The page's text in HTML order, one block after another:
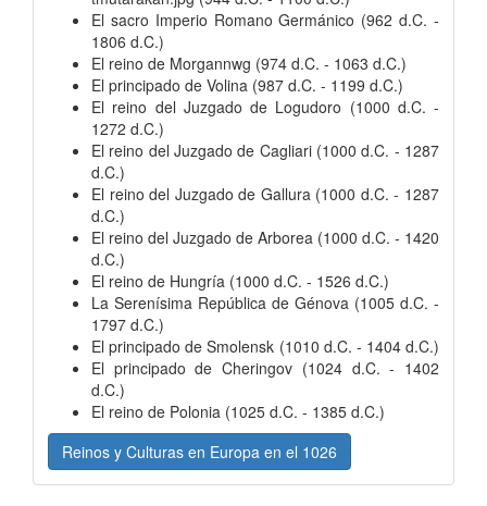
El sacro Imperio Romano Germánico (962 d.C. -
1806 d.C.)
El reino de Morgannwg (974 d.C. - 1063 d.C.)
El principado de Volina (987 d.C. - 1199 d.C.)
El reino del Juzgado de Logudoro (1000 d.C. -
1272 d.C.)
El reino del Juzgado de Cagliari (1000 d.C. - 1287
d.C.)
El reino del Juzgado de Gallura (1000 d.C. - 1287
d.C.)
El reino del Juzgado de Arborea (1000 d.C. - 1420
d.C.)
El reino de Hungría (1000 d.C. - 1526 d.C.)
La Serenísima República de Génova (1005 d.C. -
1797 d.C.)
El principado de Smolensk (1010 d.C. - 1404 d.C.)
El principado de Cheringov (1024 d.C. - 1402
d.C.)
El reino de Polonia (1025 d.C. - 1385 d.C.)
Reinos y Culturas en Europa en el 1026